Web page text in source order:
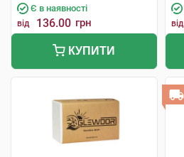
Є в наявності
від 136.00 грн
КУПИТИ
від